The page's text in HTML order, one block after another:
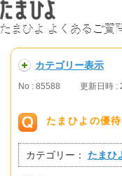
たまひよ よくあるご質
カテゴリー表示
No : 85588 更新日時 :
たまひよの優
カテゴリー： たまひ